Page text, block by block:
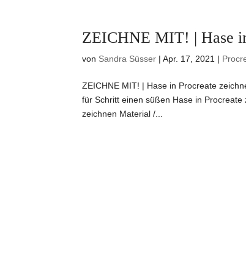
ZEICHNE MIT! | Hase
von Sandra Süsser |Apr. 17, 2021 |
ZEICHNE MIT! | Hase in Procreate
für Schritt einen süßen Hase in
zeichnen Material /...